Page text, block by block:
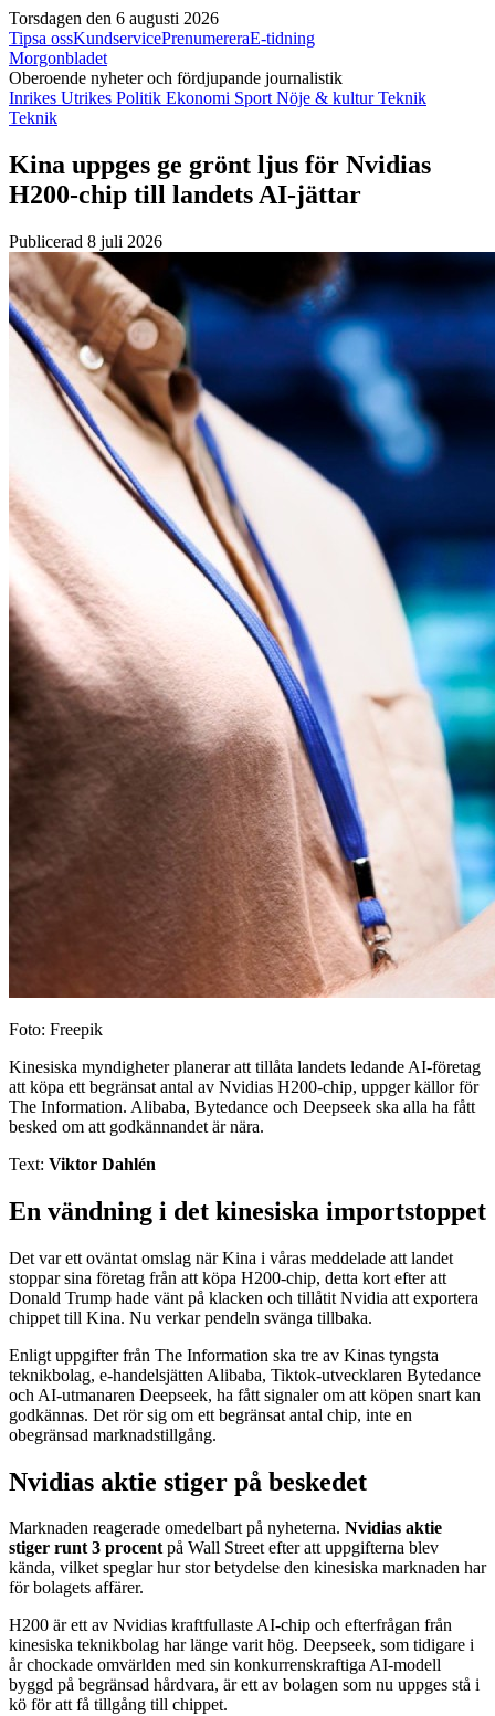
Torsdagen den 6 augusti 2026
Tipsa ossKundservicePrenumereraE-tidning
Morgonbladet
Oberoende nyheter och fördjupande journalistik
Inrikes Utrikes Politik Ekonomi Sport Nöje & kulturTeknik
Teknik
Kina uppges ge grönt ljus för Nvidias
H200-chip till landets AI-jättar
Publicerad 8 juli 2026
Foto: Freepik
Kinesiska myndigheter planerar att tillåta landets ledande AI-företag
att köpa ett begränsat antal av Nvidias H200-chip, uppger källor för
The Information. Alibaba, Bytedance och Deepseek ska alla ha fått
besked om att godkännandet är nära.
Text: Viktor Dahlén
En vändning i det kinesiska importstoppet
Det var ett oväntat omslag när Kina i våras meddelade att landet
stoppar sina företag från att köpa H200-chip, detta kort efter att
Donald Trump hade vänt på klacken och tillåtit Nvidia att exportera
chippet till Kina. Nu verkar pendeln svänga tillbaka.
Enligt uppgifter från The Information ska tre av Kinas tyngsta
teknikbolag, e-handelsjätten Alibaba, Tiktok-utvecklaren Bytedance
och AI-utmanaren Deepseek, ha fått signaler om att köpen snart kan
godkännas. Det rör sig om ett begränsat antal chip, inte en
obegränsad marknadstillgång.
Nvidias aktie stiger på beskedet
Marknaden reagerade omedelbart på nyheterna. Nvidias aktie
stiger runt 3 procentpå Wall Street efter att uppgifterna blev
kända, vilket speglar hur stor betydelse den kinesiska marknaden har
för bolagets affärer.
H200 är ett av Nvidias kraftfullaste AI-chip och efterfrågan från
kinesiska teknikbolag har länge varit hög. Deepseek, som tidigare i
år chockade omvärlden med sin konkurrenskraftiga AI-modell
byggd på begränsad hårdvara, är ett av bolagen som nu uppges stå i
kö för att få tillgång till chippet.